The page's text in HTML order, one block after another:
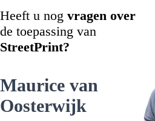
Heeft u nog vragen over
de toepassing van
StreetPrint?
Maurice van
Oosterwijk